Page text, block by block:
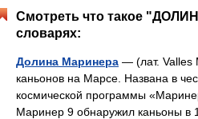
Смотреть что такое
словарях:
Долина Маринера — (лат. Valles
каньонов на Марсе. Названа в
космической программы
Маринер 9 обнаружил каньоны в